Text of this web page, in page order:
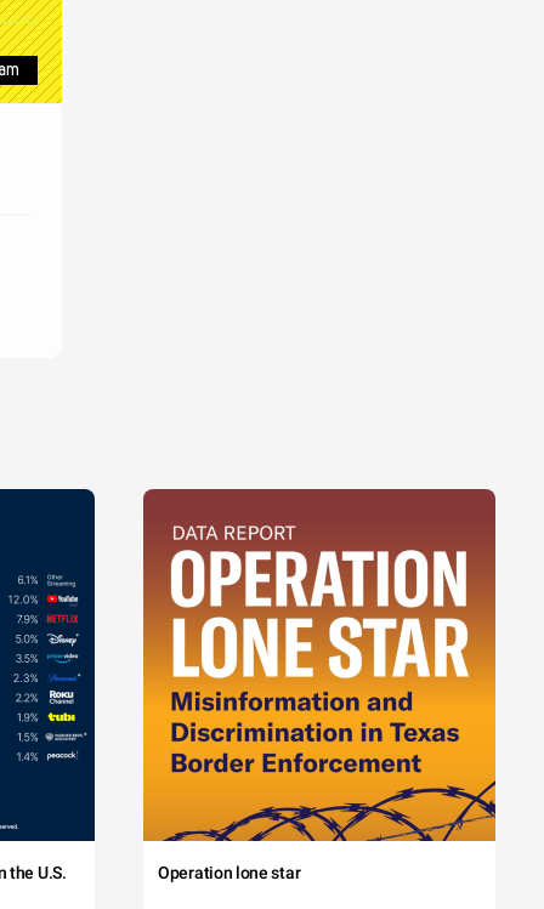
the U.S. Operation lone star